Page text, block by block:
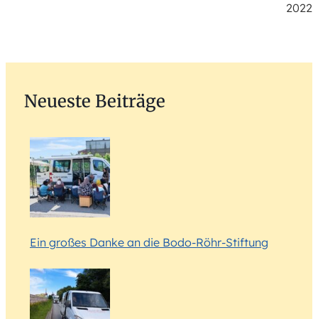
2022
Neueste Beiträge
Ein großes Danke an die Bodo-Röhr-Stiftung